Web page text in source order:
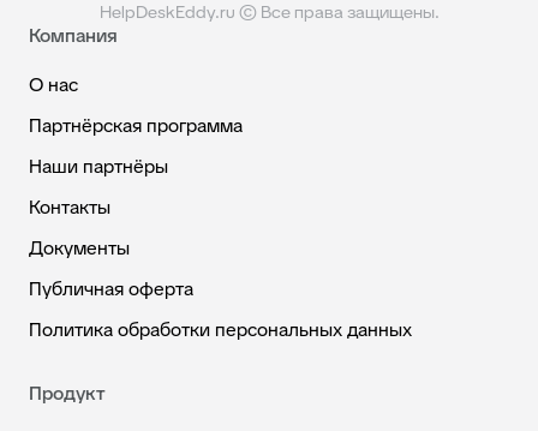
HelpDeskEddy.ru © Все права защищены.
Компания
О нас
Партнёрская программа
Наши партнёры
Контакты
Документы
Публичная оферта
Политика обработки персональных данных
Продукт